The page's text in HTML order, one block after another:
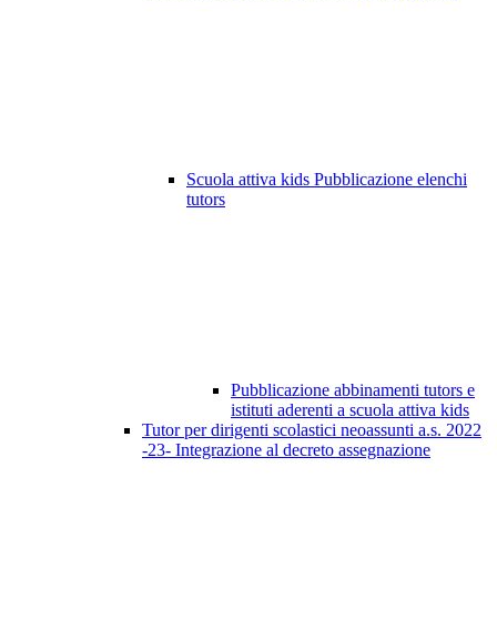
Scuola attiva kids Pubblicazione elenchi
tutors
Pubblicazione abbinamenti tutors e
istituti aderenti a scuola attiva kids
Tutor per dirigenti scolastici neoassunti a.s. 2022
-23- Integrazione al decreto assegnazione